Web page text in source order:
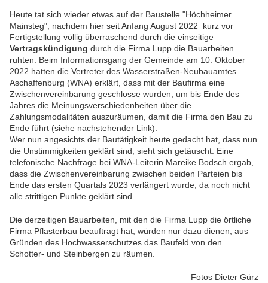
Heute tat sich wieder etwas auf der Baustelle "Höchheimer
Mainsteg", nachdem hier seit Anfang August 2022 kurz vor
Fertigstellung völlig überraschend durch die einseitige
Vertragskündigung durch die Firma Lupp die Bauarbeiten
ruhten. Beim Informationsgang der Gemeinde am 10. Oktober
2022 hatten die Vertreter des Wasserstraßen-Neubauamtes
Aschaffenburg (WNA) erklärt, dass mit der Baufirma eine
Zwischenvereinbarung geschlosse wurden, um bis Ende des
Jahres die Meinungsverschiedenheiten über die
Zahlungsmodalitäten auszuräumen, damit die Firma den Bau zu
Ende führt (siehe nachstehender Link).
Wer nun angesichts der Bautätigkeit heute gedacht hat, dass nun
die Unstimmigkeiten geklärt sind, sieht sich getäuscht. Eine
telefonische Nachfrage bei WNA-Leiterin Mareike Bodsch ergab,
dass die Zwischenvereinbarung zwischen beiden Parteien bis
Ende das ersten Quartals 2023 verlängert wurde, da noch nicht
alle strittigen Punkte geklärt sind.
Die derzeitigen Bauarbeiten, mit den die Firma Lupp die örtliche
Firma Pflasterbau beauftragt hat, würden nur dazu dienen, aus
Gründen des Hochwasserschutzes das Baufeld von den
Schotter- und Steinbergen zu räumen.
Fotos Dieter Gürz